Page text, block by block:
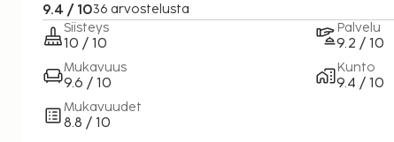
9.4 / 1036 arvostelusta
Siisteys
10 / 10
Mukavuus
9.6 / 10
Mukavuudet
8.8 / 10
Palvelu
9.2 / 10
Kunto
9.4 / 10